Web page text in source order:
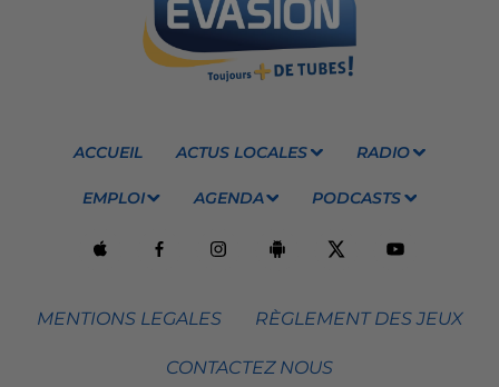
ACCUEIL ACTUS LOCALES RADIO
EMPLOI AGENDA PODCASTS
MENTIONS LEGALES RÈGLEMENT DES JEUX
CONTACTEZ NOUS